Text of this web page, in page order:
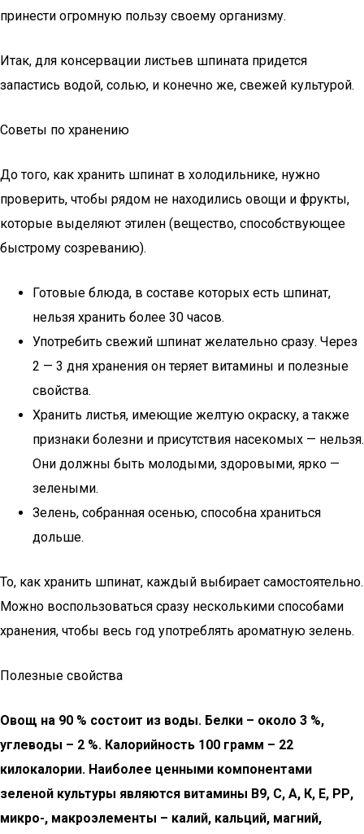
принести огромную пользу своему организму.
Итак, для консервации листьев шпината придется
запастись водой, солью, и конечно же, свежей культурой.
Советы по хранению
До того, как хранить шпинат в холодильнике, нужно
проверить, чтобы рядом не находились овощи и фрукты,
которые выделяют этилен (вещество, способствующее
быстрому созреванию).
Готовые блюда, в составе которых есть шпинат,
нельзя хранить более 30 часов.
Употребить свежий шпинат желательно сразу. Через
2 — 3 дня хранения он теряет витамины и полезные
свойства.
Хранить листья, имеющие желтую окраску, а также
признаки болезни и присутствия насекомых — нельзя.
Они должны быть молодыми, здоровыми, ярко —
зелеными.
Зелень, собранная осенью, способна храниться
дольше.
То, как хранить шпинат, каждый выбирает самостоятельно.
Можно воспользоваться сразу несколькими способами
хранения, чтобы весь год употреблять ароматную зелень.
Полезные свойства
Овощ на 90 % состоит из воды. Белки – около 3 %,
углеводы – 2 %. Калорийность 100 грамм – 22
килокалории. Наиболее ценными компонентами
зеленой культуры являются витамины В9, С, А, К, Е, РР,
микро-, макроэлементы – калий, кальций, магний,